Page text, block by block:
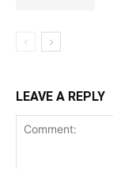
LEAVE A REPLY